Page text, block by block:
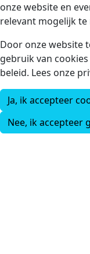
onze website en
relevant mogelijk te
Door onze website
gebruik van
beleid. Lees onze
Ja, ik accepteer
Nee, ik accepteer